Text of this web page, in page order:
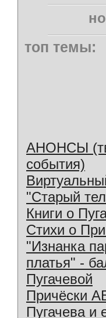
топ темы:
АНОНСЫ
события)
"Старый
Книги о
Стихи о
"Изнанка
платья" -
Пугачевой
Причёски
Пугачева и